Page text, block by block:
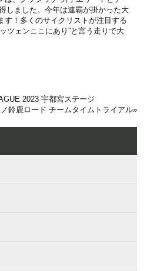
しました。今年は連覇が掛かった大
す！多くのサイクリストが注目する
ツェンここにあり”と言う走りで大
2023 宇都宮ステージ
ノ鈴鹿ロード チームタイムトライアル»